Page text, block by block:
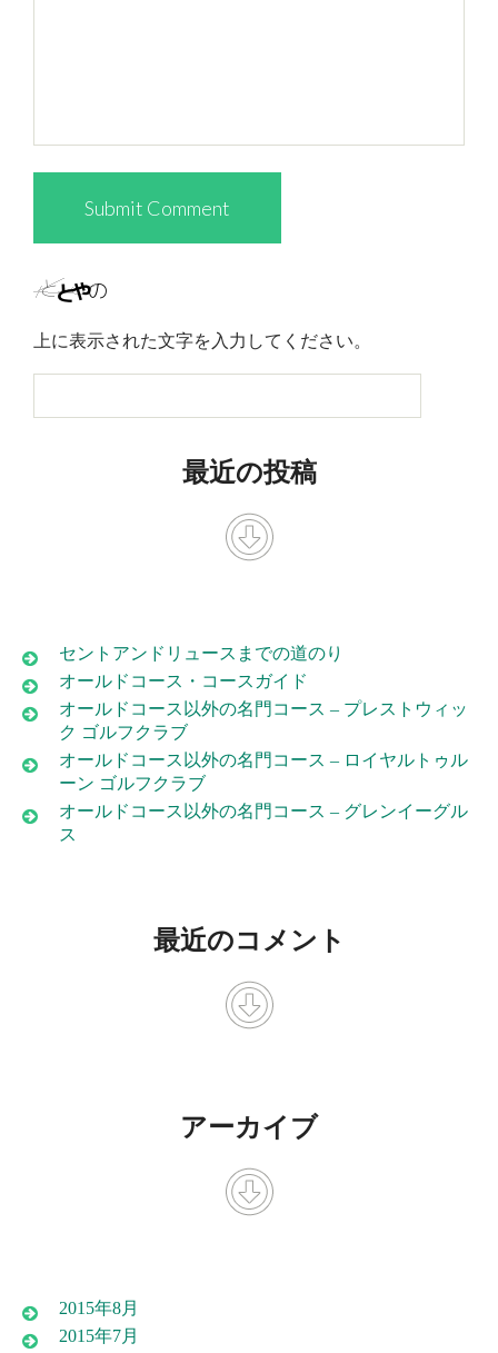
上に表示された文字を入力してください。
最近の投稿
セントアンドリュースまでの道のり
オールドコース・コースガイド
オールドコース以外の名門コース – プレストウィッ
ク ゴルフクラブ
オールドコース以外の名門コース – ロイヤルトゥル
ーン ゴルフクラブ
オールドコース以外の名門コース – グレンイーグル
ス
最近のコメント
アーカイブ
2015年8月
2015年7月